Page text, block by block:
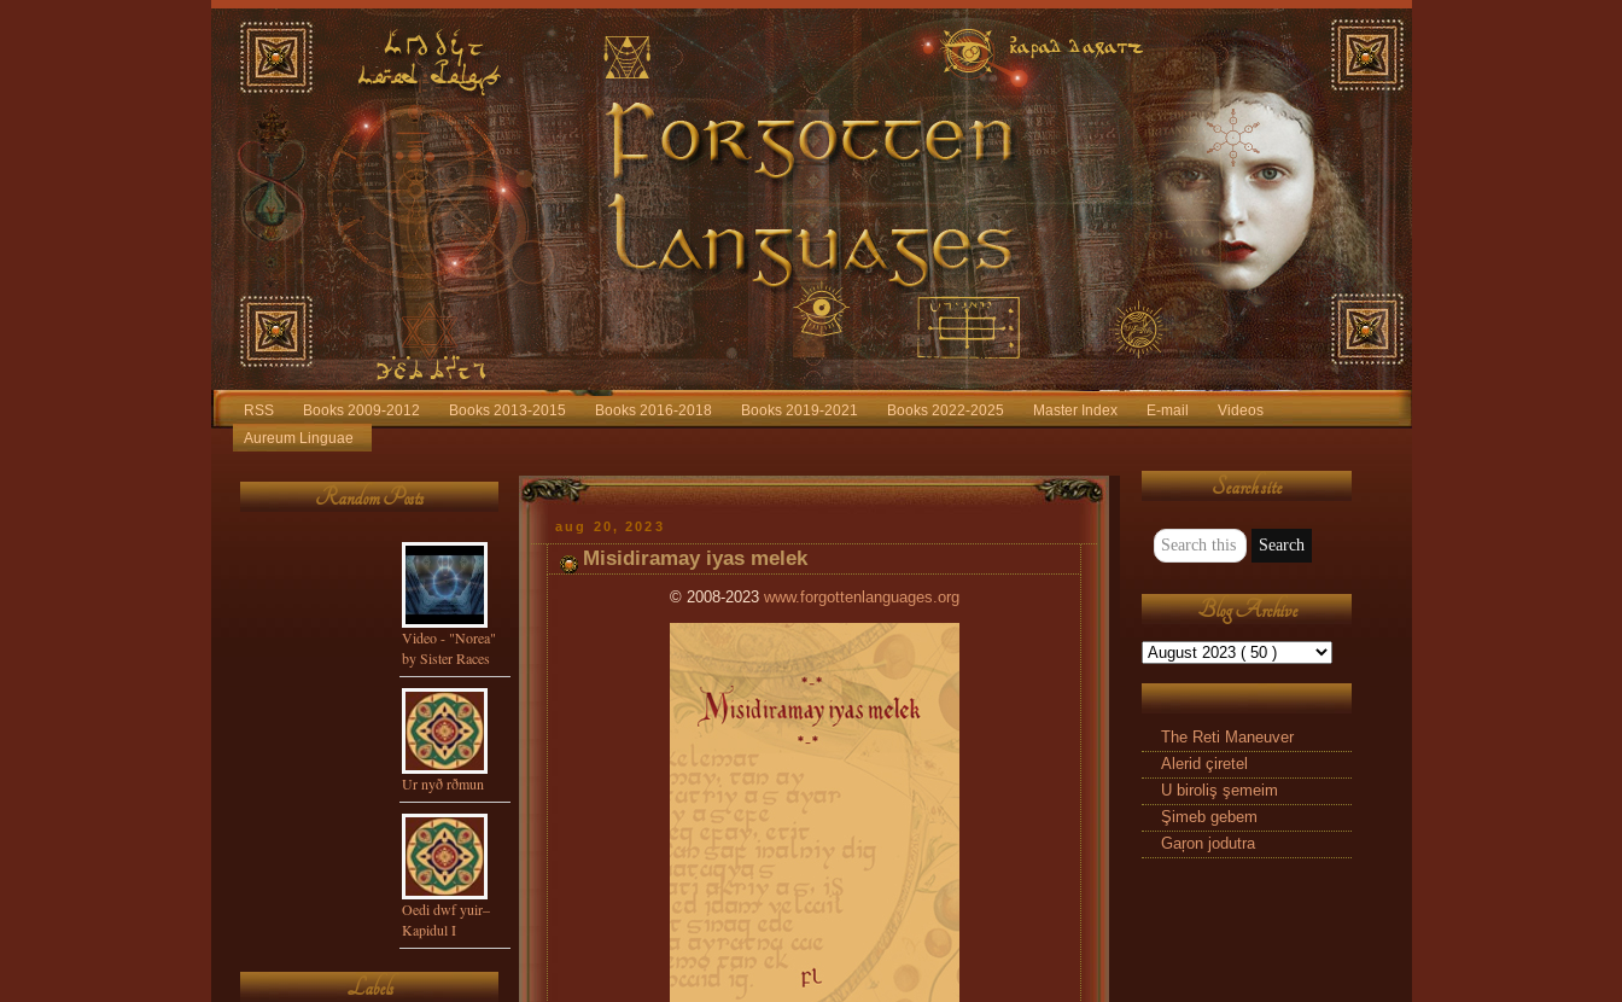
RSS Books 2009-2012 Books 2013-2015 Books 2016-2018 Books 2019-2021 Books 2022-2025 Master Index E-mail
Videos
Aureum Linguae
Random Posts
Video - "Norea"
by Sister Races
Ur nyð rðmun
Oedi dwf yuir–
Kapidul I
Labels
aug 20, 2023
Misidiramay iyas melek
© 2008-2023 www.forgottenlanguages.org
Search site
Blog Archive
The Reti Maneuver
Alerid çiretel
U biroliş şemeim
Şimeb gebem
Gaŗon jodutra